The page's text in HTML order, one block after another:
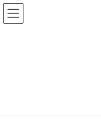
コ
ン
テ
ナ
ビ
ゲ